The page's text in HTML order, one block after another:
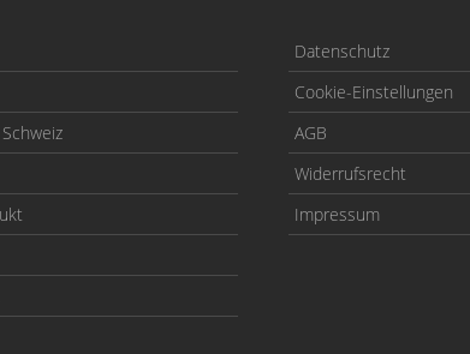
Datenschutz
Cookie-Einstellungen
AGB
Widerrufsrecht
Impressum